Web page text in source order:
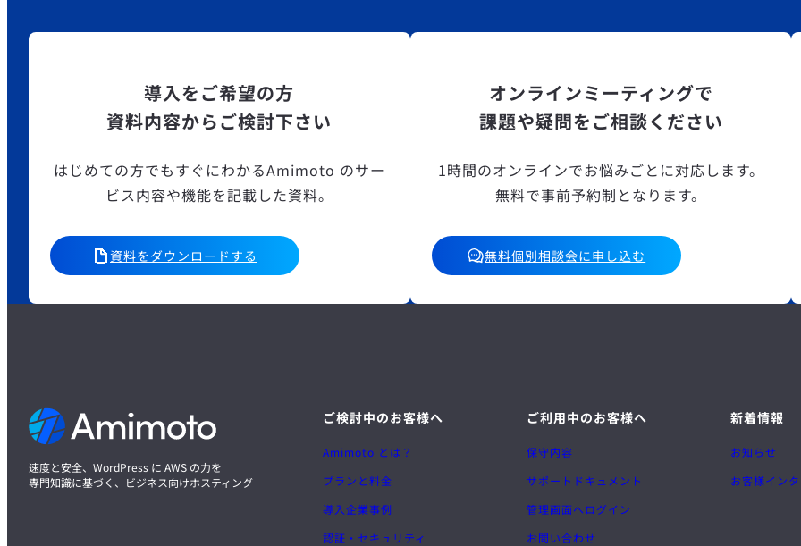
導入をご希望の方
資料内容からご検討下さい
はじめての方でもすぐにわかるAmimoto のサー
ビス内容や機能を記載した資料。
資料をダウンロードする
オンラインミーティングで
課題や疑問をご相談ください
1時間のオンラインでお悩みごとに対応します。
無料で事前予約制となります。
無料個別相談会に申し込む
速度と安全、WordPress に AWS の力を
専門知識に基づく、ビジネス向けホスティング
ご検討中のお客様へ
Amimoto とは？
プランと料金
導入企業事例
認証・セキュリティ
ご利用中のお客様へ
保守内容
サポートドキュメント
管理画面へログイン
お問い合わせ
新着情報
お知らせ
お客様イン